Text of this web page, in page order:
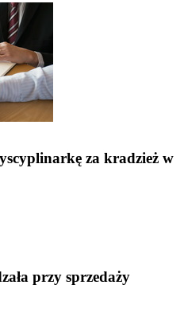
za kradzież w
przy sprzedaży